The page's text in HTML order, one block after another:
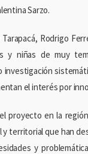
Sarzo.
Rodrigo
niñas de muy
investigación
el interés por
proyecto en la
territorial que han
y